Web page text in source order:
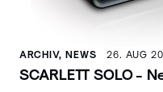
ARCHIV, NEWS 26. AUG
SCARLETT SOLO -